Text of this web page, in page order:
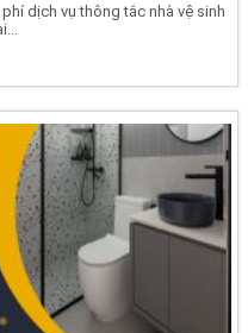
dịch vụ thông tắc nhà vệ sinh